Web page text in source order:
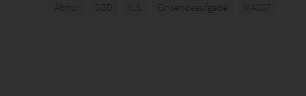
Abitur SGD ILS Einsendeaufgabe MAC07